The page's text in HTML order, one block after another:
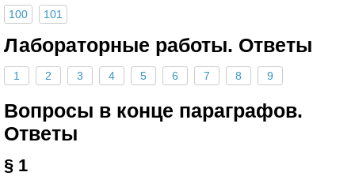
100 101
Лабораторные работы. Ответы
1 2 3 4 5 6 7 8 9
Вопросы в конце параграфов.
Ответы
§ 1